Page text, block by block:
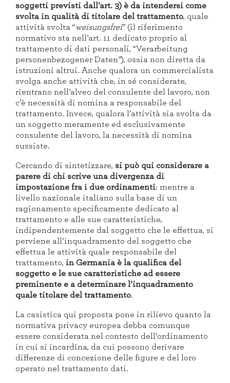
soggetti previsti dall’art. 3) è da intendersi come
svolta in qualità di titolare del trattamento, quale
attività svolta “weisungsfrei” (il riferimento
normativo sta nell’art. 11 dedicato proprio al
trattamento di dati personali, “Verarbeitung
personenbezogener Daten”), ossia non diretta da
istruzioni altrui. Anche qualora un commercialista
svolga anche attività che, in sé considerate,
rientrano nell’alveo del consulente del lavoro, non
c’è necessità di nomina a responsabile del
trattamento. Invece, qualora l’attività sia svolta da
un soggetto meramente ed esclusivamente
consulente del lavoro, la necessità di nomina
sussiste.
Cercando di sintetizzare, si può qui considerare a
parere di chi scrive una divergenza di
impostazione fra i due ordinamenti: mentre a
livello nazionale italiano sulla base di un
ragionamento specificamente dedicato al
trattamento e alle sue caratteristiche,
indipendentemente dal soggetto che le effettua, si
perviene all’inquadramento del soggetto che
effettua le attività quale responsabile del
trattamento, in Germania è la qualifica del
soggetto e le sue caratteristiche ad essere
preminente e a determinare l’inquadramento
quale titolare del trattamento.
La casistica qui proposta pone in rilievo quanto la
normativa privacy europea debba comunque
essere considerata nel contesto dell’ordinamento
in cui si incardina, da cui possono derivare
differenze di concezione delle figure e del loro
operato nel trattamento dati.